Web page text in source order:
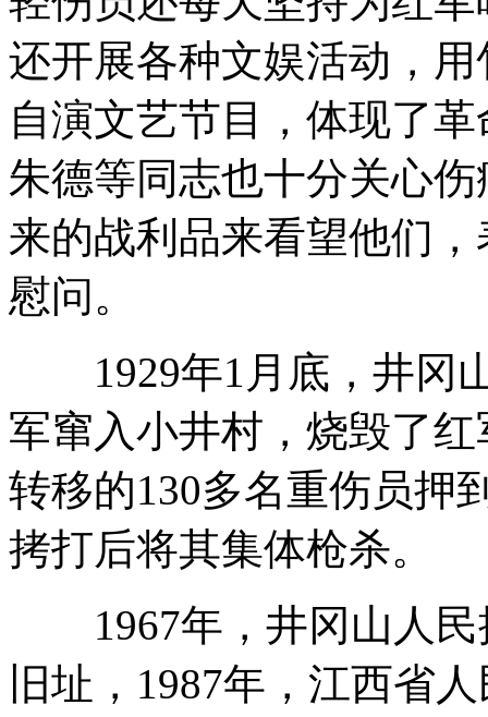
还开展各种文娱活动，
自演文艺节目，体现了
朱德等同志也十分关心
来的战利品来看望他们
慰问。
1929年1月底，井冈山
军窜入小井村，烧毁了
转移的130多名重伤员押
拷打后将其集体枪杀。
1967年，井冈山人民
旧址，1987年，江西省